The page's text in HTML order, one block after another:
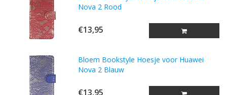
Nova 2 Rood
€13,95
Bloem Bookstyle Hoesje voor Huawei
Nova 2 Blauw
€13,95